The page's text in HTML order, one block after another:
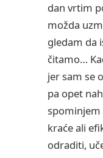
dan vrtim
možda
gledam da
čitamo…
jer sam se
pa opet
spominjem
kraće ali
odraditi,